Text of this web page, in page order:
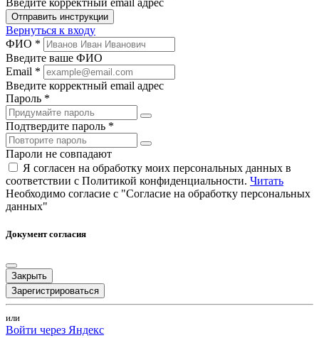
Отправить инструкции
Вернуться к входу
ФИО *
Введите ваше ФИО
Email *
Введите корректный email адрес
Пароль *
Подтвердите пароль *
Пароли не совпадают
Я согласен на обработку моих персональных данных в
соответствии с Политикой конфиденциальности. Читать
Необходимо согласие с "Согласие на обработку персональных
данных"
Документ согласия
Закрыть
Зарегистрироваться
или
Войти через Яндекс